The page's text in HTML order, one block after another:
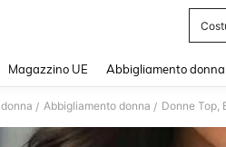
Magazzino UE Abbigliamento donna
/ Abbigliamento donna / Donne Top,